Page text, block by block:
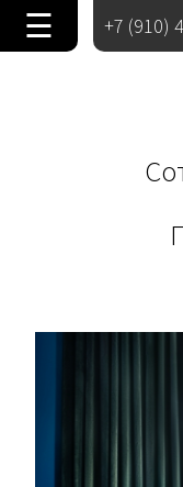
☰ +7 (910)